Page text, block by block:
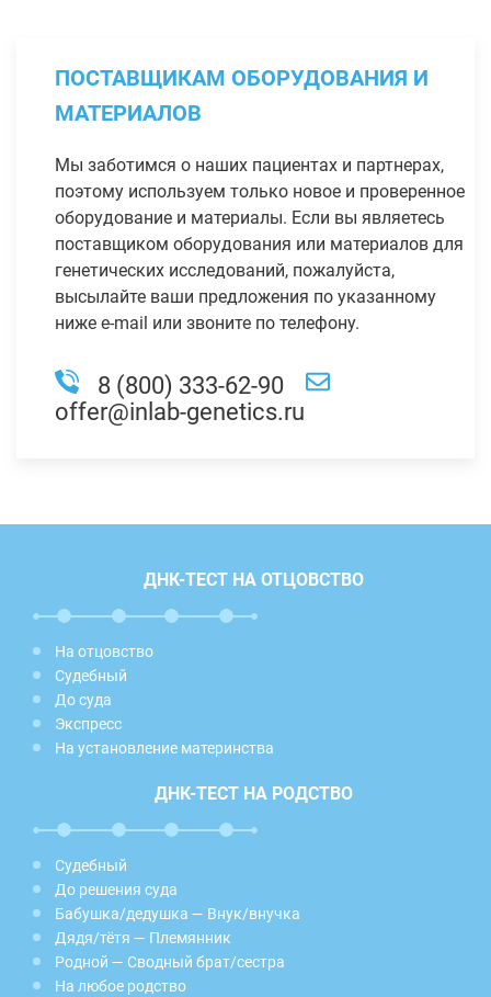
ПОСТАВЩИКАМ ОБОРУДОВАНИЯ И
МАТЕРИАЛОВ
Мы заботимся о наших пациентах и партнерах,
поэтому используем только новое и проверенное
оборудование и материалы. Если вы являетесь
поставщиком оборудования или материалов для
генетических исследований, пожалуйста,
высылайте ваши предложения по указанному
ниже e-mail или звоните по телефону.
8 (800) 333-62-90
offer@inlab-genetics.ru
ДНК-ТЕСТ НА ОТЦОВСТВО
На отцовство
Судебный
До суда
Экспресс
На установление материнства
ДНК-ТЕСТ НА РОДСТВО
Судебный
До решения суда
Бабушка/дедушка — Внук/внучка
Дядя/тётя — Племянник
Родной — Сводный брат/сестра
На любое родство